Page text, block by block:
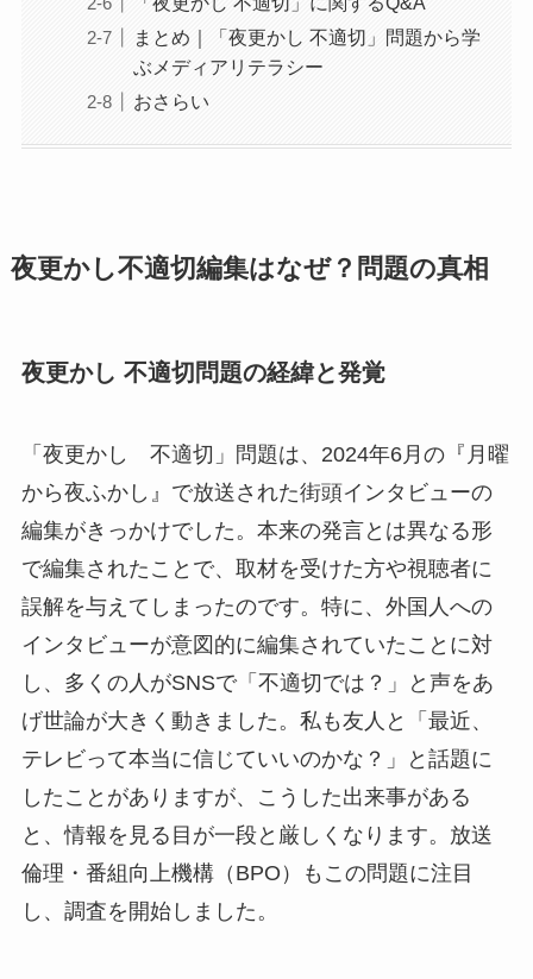
まとめ｜「夜更かし 不適切」問題から学
ぶメディアリテラシー
おさらい
夜更かし不適切編集はなぜ？問題の真相
夜更かし 不適切問題の経緯と発覚
「夜更かし 不適切」問題は、2024年6月の『月曜
から夜ふかし』で放送された街頭インタビューの
編集がきっかけでした。本来の発言とは異なる形
で編集されたことで、取材を受けた方や視聴者に
誤解を与えてしまったのです。特に、外国人への
インタビューが意図的に編集されていたことに対
し、多くの人がSNSで「不適切では？」と声をあ
げ世論が大きく動きました。私も友人と「最近、
テレビって本当に信じていいのかな？」と話題に
したことがありますが、こうした出来事がある
と、情報を見る目が一段と厳しくなります。放送
倫理・番組向上機構（BPO）もこの問題に注目
し、調査を開始しました。